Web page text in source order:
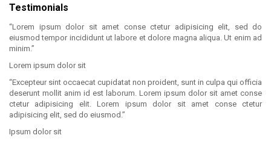
Testimonials
“Lorem ipsum dolor sit amet conse ctetur adipisicing elit, sed do
eiusmod tempor incididunt ut labore et dolore magna aliqua. Ut enim ad
minim.”
Lorem ipsum dolor sit
“Excepteur sint occaecat cupidatat non proident, sunt in culpa qui officia
deserunt mollit anim id est laborum. Lorem ipsum dolor sit amet conse
ctetur adipisicing elit. Lorem ipsum dolor sit amet conse ctetur
adipisicing elit, sed do eiusmod.”
Ipsum dolor sit